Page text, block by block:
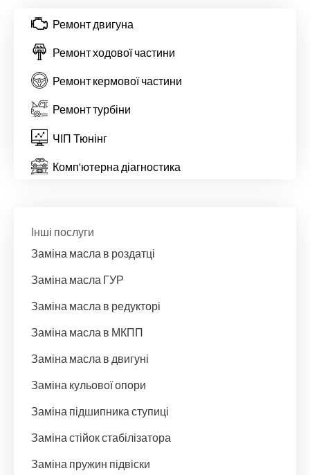
Ремонт двигуна
Ремонт ходової частини
Ремонт кермової частини
Ремонт турбіни
ЧІП Тюнінг
Комп'ютерна діагностика
Інші послуги
Заміна масла в роздатці
Заміна масла ГУР
Заміна масла в редукторі
Заміна масла в МКПП
Заміна масла в двигуні
Заміна кульової опори
Заміна підшипника ступиці
Заміна стійок стабілізатора
Заміна пружин підвіски